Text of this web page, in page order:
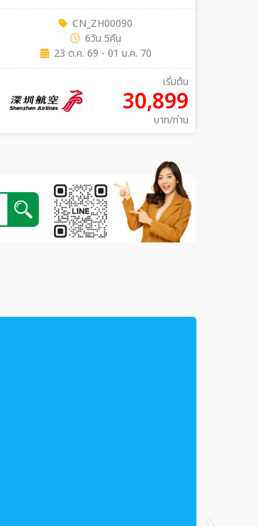
CN_ZH00090
6วัน 5คืน
23 ต.ค. 69 - 01 ม.ค. 70
เริ่มต้น
30,899
บาท/ท่าน